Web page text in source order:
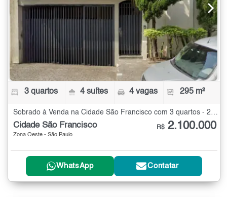
3 quartos 4 suítes 4 vagas 295 m²
Cidade São Francisco
Zona Oeste - São Paulo
R$ 2.100.000
WhatsApp Contatar